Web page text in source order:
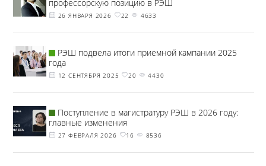
профессорскую позицию в РЭШ
26 ЯНВАРЯ 2026 22 4633
РЭШ подвела итоги приемной кампании 2025
года
12 СЕНТЯБРЯ 2025 20 4430
Поступление в магистратуру РЭШ в 2026 году:
главные изменения
27 ФЕВРАЛЯ 2026 16 8536